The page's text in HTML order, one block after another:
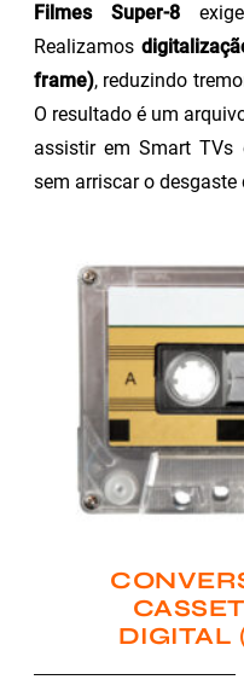
Filmes Super-8
Realizamos
frame), reduzindo
O resultado é um
assistir em Smart
sem arriscar o
DIGITAL